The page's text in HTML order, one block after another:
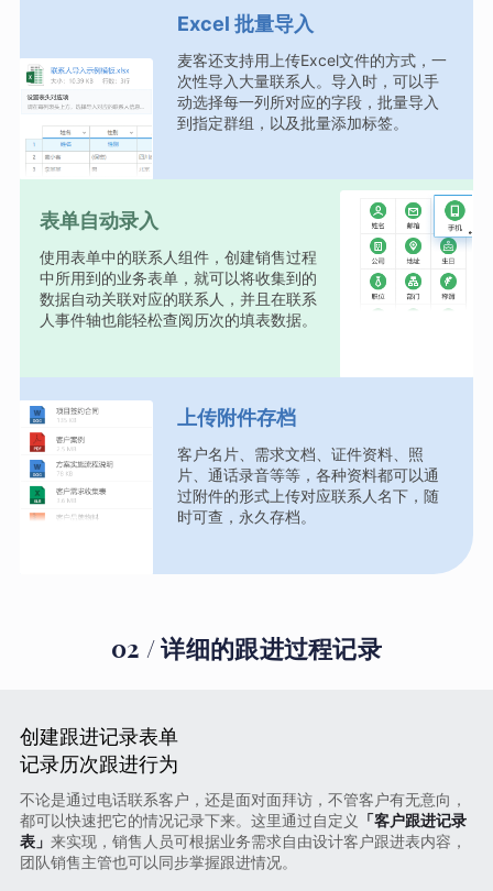
Excel 批量导入
麦客还支持用上传Excel文件的方式，一
次性导入大量联系人。导入时，可以手
动选择每一列所对应的字段，批量导入
到指定群组，以及批量添加标签。
表单自动录入
使用表单中的联系人组件，创建销售过程
中所用到的业务表单，就可以将收集到的
数据自动关联对应的联系人，并且在联系
人事件轴也能轻松查阅历次的填表数据。
上传附件存档
客户名片、需求文档、证件资料、照
片、通话录音等等，各种资料都可以通
过附件的形式上传对应联系人名下，随
时可查，永久存档。
02 / 详细的跟进过程记录
创建跟进记录表单
记录历次跟进行为
不论是通过电话联系客户，还是面对面拜访，不管客户有无意向，
都可以快速把它的情况记录下来。这里通过自定义 「客户跟进记录
表」 来实现，销售人员可根据业务需求自由设计客户跟进表内容，
团队销售主管也可以同步掌握跟进情况。